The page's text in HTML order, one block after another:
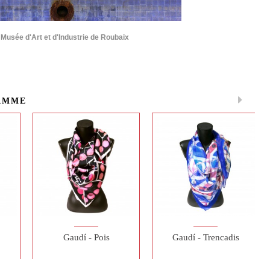
d'Art et d'Industrie de Roubaix
Gaudí - Pois Gaudí - Trencadis